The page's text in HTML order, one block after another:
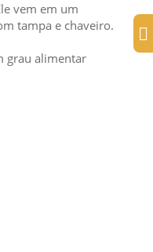
vem em um
tampa e chaveiro.
grau alimentar